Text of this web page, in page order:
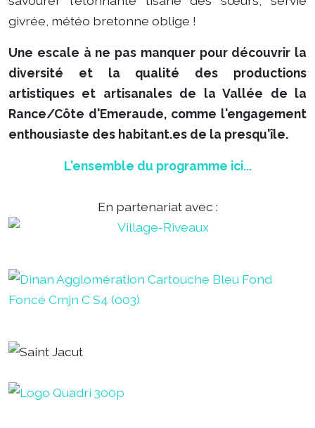
givrée, météo bretonne oblige !
Une escale à ne pas manquer pour découvrir la
diversité et la qualité des productions
artistiques et artisanales de la Vallée de la
Rance/Côte d'Emeraude, comme l'engagement
enthousiaste des habitant.es de la presqu'île.
L'ensemble du programme ici...
En partenariat avec :